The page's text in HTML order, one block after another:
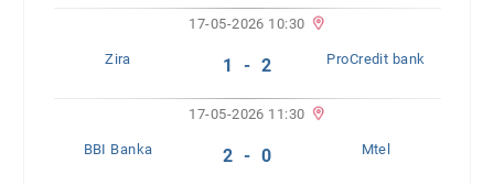
17-05-2026 10:30
Zira 1 - 2 ProCredit bank
17-05-2026 11:30
BBI Banka 2 - 0 Mtel